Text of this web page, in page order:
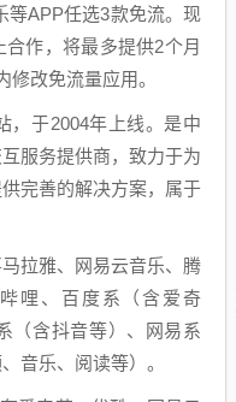
等APP任选3款免流。现
作，将最多提供2个月
改免流量应用。
，于2004年上线。是中
服务提供商，致力于为
完善的解决方案，属于
拉雅、网易云音乐、腾
哩、百度系（含爱奇
（含抖音等）、网易系
音乐、阅读等）。